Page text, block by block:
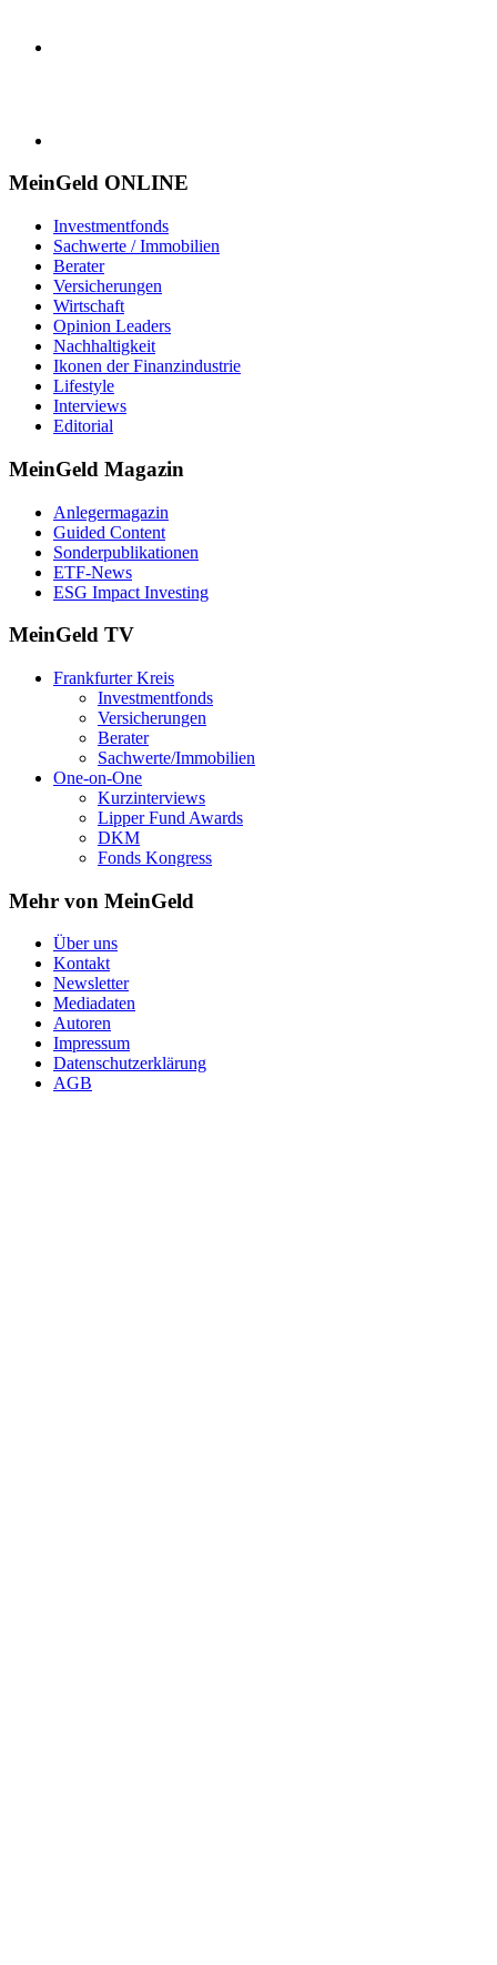
MeinGeld ONLINE
Investmentfonds
Sachwerte / Immobilien
Berater
Versicherungen
Wirtschaft
Opinion Leaders
Nachhaltigkeit
Ikonen der Finanzindustrie
Lifestyle
Interviews
Editorial
MeinGeld Magazin
Anlegermagazin
Guided Content
Sonderpublikationen
ETF-News
ESG Impact Investing
MeinGeld TV
Frankfurter Kreis
Investmentfonds
Versicherungen
Berater
Sachwerte/Immobilien
One-on-One
Kurzinterviews
Lipper Fund Awards
DKM
Fonds Kongress
Mehr von MeinGeld
Über uns
Kontakt
Newsletter
Mediadaten
Autoren
Impressum
Datenschutzerklärung
AGB